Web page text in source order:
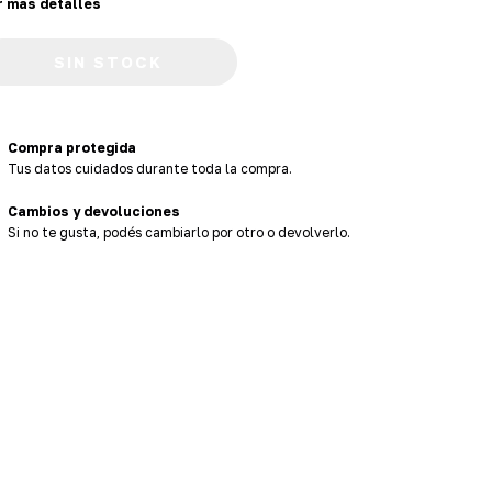
más detalles
Compra protegida
Tus datos cuidados durante toda la compra.
Cambios y devoluciones
Si no te gusta, podés cambiarlo por otro o devolverlo.